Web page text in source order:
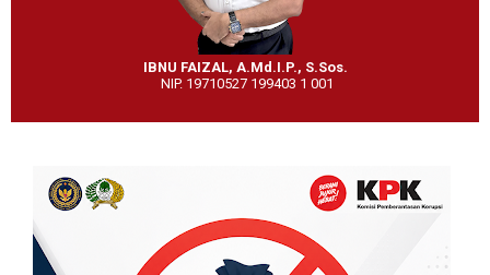
IBNU FAIZAL, A.Md.I.P., S.Sos.
NIP. 19710527 199403 1 001